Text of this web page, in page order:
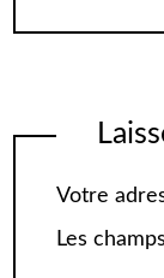
Votre
Les